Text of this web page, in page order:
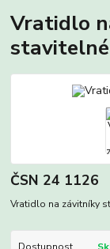
Vratidlo
stavitelné
ČSN 24 1126
Vratidlo na závitníky